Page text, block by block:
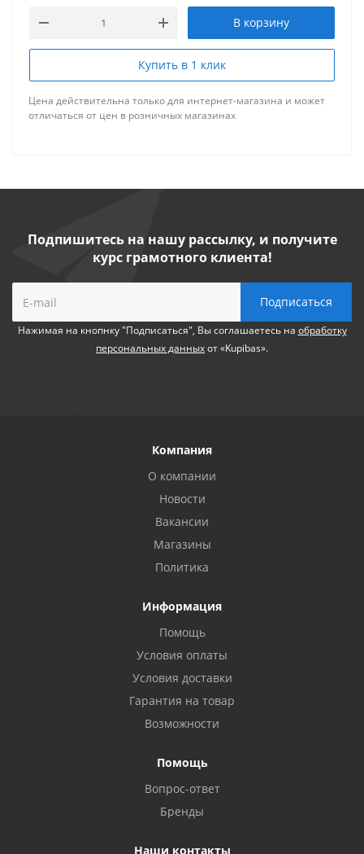
В корзину
Купить в 1 клик
Цена действительна только для интернет-магазина и может
отличаться от цен в розничных магазинах
Подпишитесь на нашу рассылку, и получите
курс грамотного клиента!
Нажимая на кнопнку "Подписаться", Вы соглашаетесь на обработку
персональных данныхот «Kupibas».
Компания
О компании
Новости
Вакансии
Магазины
Политика
Информация
Помощь
Условия оплаты
Условия доставки
Гарантия на товар
Возможности
Помощь
Вопрос-ответ
Бренды
Наши контакты